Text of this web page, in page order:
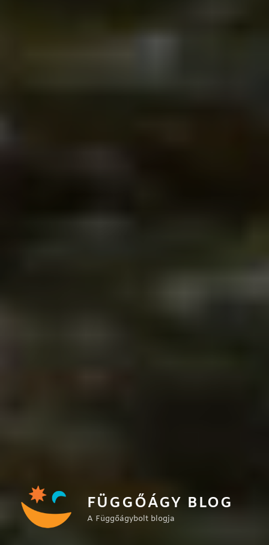
FÜGGŐÁGY BLOG
A Függőágybolt blogja